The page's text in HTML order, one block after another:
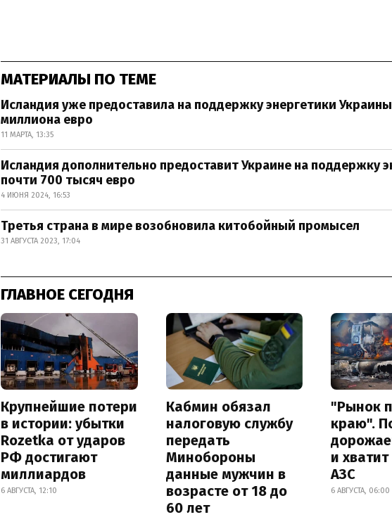
МАТЕРИАЛЫ ПО ТЕМЕ
Исландия уже предоставила на поддержку энергетики
миллиона евро
11 МАРТА, 13:35
Исландия дополнительно предоставит Украине на поддержку
почти 700 тысяч евро
4 ИЮНЯ 2024, 16:53
Третья страна в мире возобновила китобойный промысел
31 АВГУСТА 2023, 17:04
ГЛАВНОЕ СЕГОДНЯ
Крупнейшие потери
в истории: убытки
Rozetka от ударов
РФ достигают
миллиардов
6 АВГУСТА, 12:10
Кабмин обязал
налоговую службу
передать
Минобороны
данные мужчин в
возрасте от 18 до
60 лет
"Рынок
краю".
и
АЗС
6 АВГУСТА, 06:00